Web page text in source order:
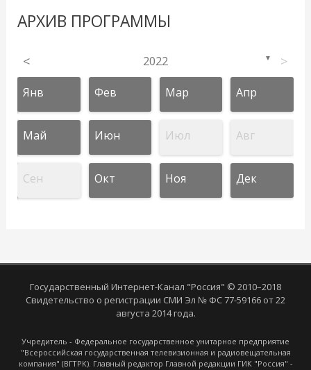
АРХИВ ПРОГРАММЫ
< 2022 ▼ >
Янв Фев Мар Апр
Май Июн Июл Авг
Сен Окт Ноя Дек
Государственный Интернет-Канал "Россия" © 2010–2018
Свидетельство о регистрации СМИ Эл № ФС 77-59166 от 22
августа 2014 года.
Учредитель - Федеральное государственное унитарное предприятие
"Всероссийская государственная телевизионная и радиовещательная
компания" (ВГТРК). Главный редактор Главной редакции ГИК "Россия" -